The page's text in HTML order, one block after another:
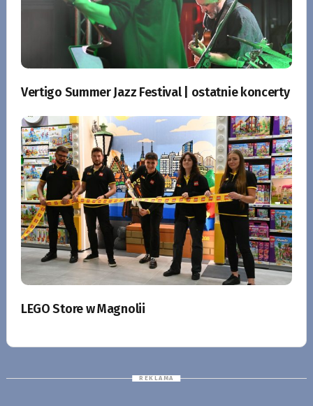
Vertigo Summer Jazz Festival | ostatnie koncerty
LEGO Store w Magnolii